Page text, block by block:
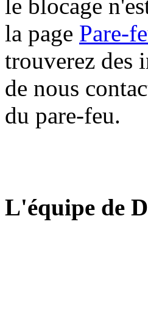
le blocage
la page Pare-
trouverez des
de nous
du pare-feu.
L'équipe de